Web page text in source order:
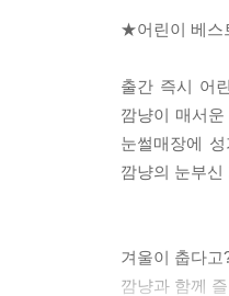
★어린이 베스
출간 즉시 어
깜냥이 매서
눈썰매장에
깜냥의 눈부신
겨울이 춥다고
깜냥과 함께